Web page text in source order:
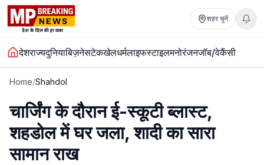
शहर चुनें
देशराज्यदुनियाबिज़नेसटेकखेलधर्मलाइफस्टाइलमनोरंजनजॉब/वेकैंसी
Home/Shahdol
चार्जिंग के दौरान ई-स्कूटी ब्लास्ट,
शहडोल में घर जला, शादी का सारा
सामान राख